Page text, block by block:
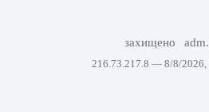
захищено
216.73.217.8 — 8/8/2026,